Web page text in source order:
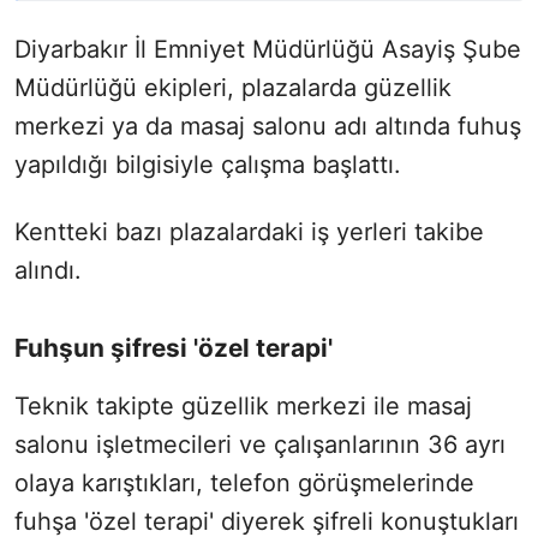
Diyarbakır İl Emniyet Müdürlüğü Asayiş Şube
Müdürlüğü ekipleri, plazalarda güzellik
merkezi ya da masaj salonu adı altında fuhuş
yapıldığı bilgisiyle çalışma başlattı.
Kentteki bazı plazalardaki iş yerleri takibe
alındı.
Fuhşun şifresi 'özel terapi'
Teknik takipte güzellik merkezi ile masaj
salonu işletmecileri ve çalışanlarının 36 ayrı
olaya karıştıkları, telefon görüşmelerinde
fuhşa 'özel terapi' diyerek şifreli konuştukları